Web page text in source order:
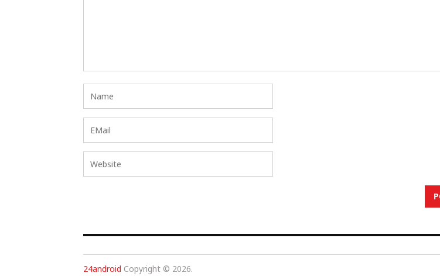
24android Copyright © 2026.